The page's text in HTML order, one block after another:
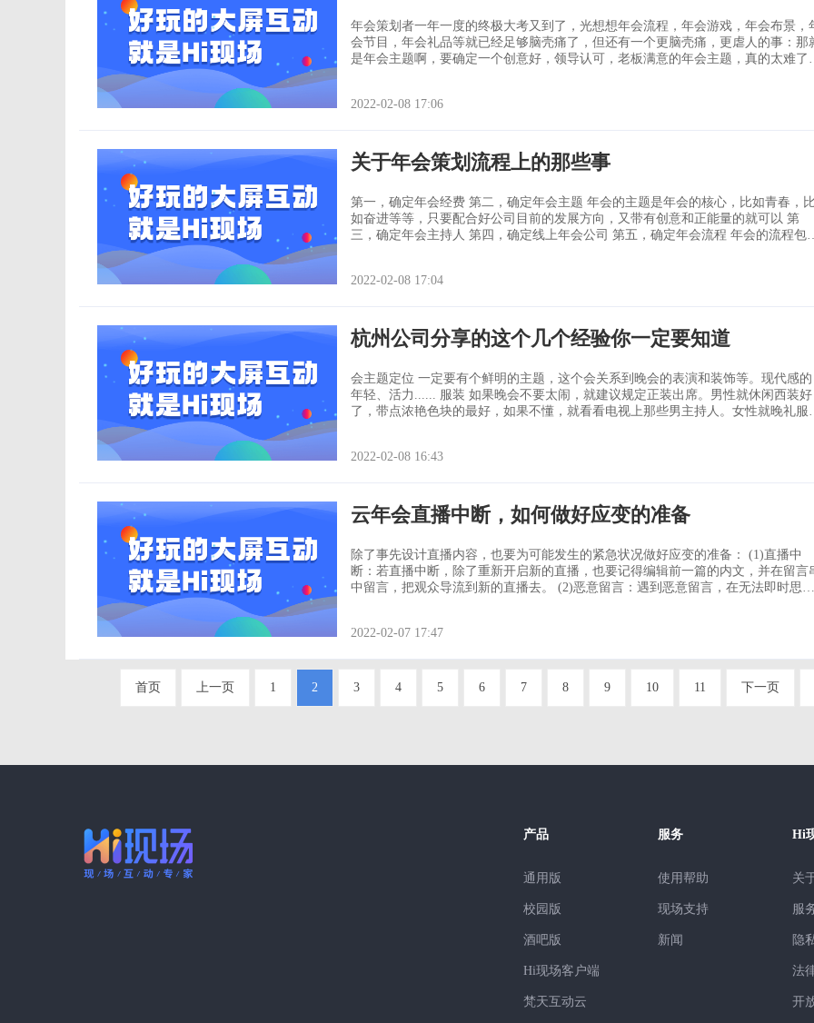
年会策划者一年一度的终极大考又到了，光想想年会流程，年会游戏，年会布景，
会节目，年会礼品等就已经足够脑壳痛了，但还有一个更脑壳痛，更虐人的事：那
是年会主题啊，要确定一个创意好，领导认可，老板满意的年会主题，真的太难了！
2022-02-08 17:06
关于年会策划流程上的那些事
第一，确定年会经费 第二，确定年会主题 年会的主题是年会的核心，比如青春，比
如奋进等等，只要配合好公司目前的发展方向，又带有创意和正能量的就可以 第
三，确定年会主持人 第四，确定线上年会公司 第五，确定年会流程 年会的流程包括
高的。 第六，准备年会大奖
2022-02-08 17:04
杭州公司分享的这个几个经验你一定要知道
会主题定位 一定要有个鲜明的主题，这个会关系到晚会的表演和装饰等。现代感的
年轻、活力...... 服装 如果晚会不要太闹，就建议规定正装出席。男性就休闲西装好
了，带点浓艳色块的最好，如果不懂，就看看电视上那些男主持人。女性就晚礼服出
2022-02-08 16:43
云年会直播中断，如何做好应变的准备
除了事先设计直播内容，也要为可能发生的紧急状况做好应变的准备： (1)直播中
断：若直播中断，除了重新开启新的直播，也要记得编辑前一篇的内文，并在留言
中留言，把观众导流到新的直播去。 (2)恶意留言：遇到恶意留言，在无法即时思考
有闲杂人等的空间。若
2022-02-07 17:47
首页 上一页 1 2 3 4 5 6 7 8 9 10 11 下一页
产品
通用版
校园版
酒吧版
Hi现场客户端
梵天互动云
服务
使用帮助
现场支持
新闻
Hi
关
服
隐
法
开